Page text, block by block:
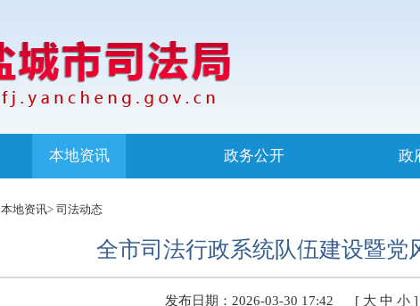
本地资讯 政务公开 政
本地资讯> 司法动态
全市司法行政系统队伍建设暨党
发布日期：2026-03-30 17:42 [ 大 中 小 ]